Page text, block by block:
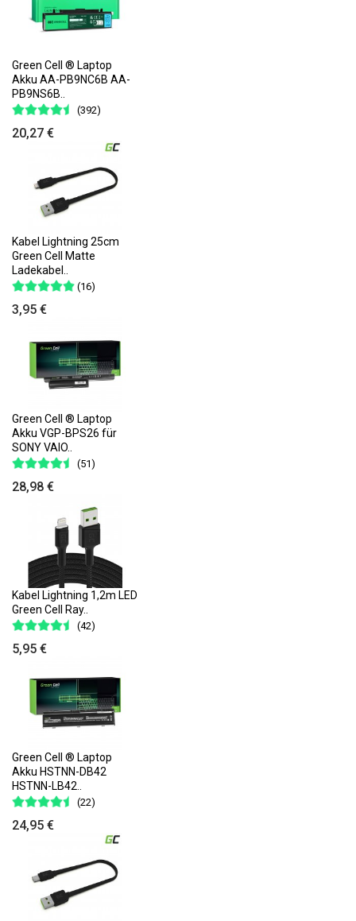
Green Cell ® Laptop
Akku AA-PB9NC6B AA-
PB9NS6B..
(392)
20,27 €
Kabel Lightning 25cm
Green Cell Matte
Ladekabel..
(16)
3,95 €
Green Cell ® Laptop
Akku VGP-BPS26 für
SONY VAIO..
(51)
28,98 €
Kabel Lightning 1,2m LED
Green Cell Ray..
(42)
5,95 €
Green Cell ® Laptop
Akku HSTNN-DB42
HSTNN-LB42..
(22)
24,95 €